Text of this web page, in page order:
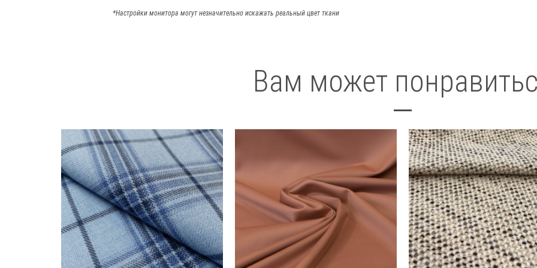
*Настройки монитора могут незначительно искажать реальный цвет ткани
Вам может